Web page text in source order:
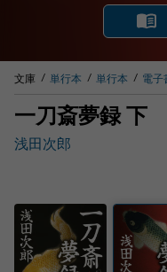
文庫 単行本 単行本 電子
一刀斎夢録 下
浅田次郎